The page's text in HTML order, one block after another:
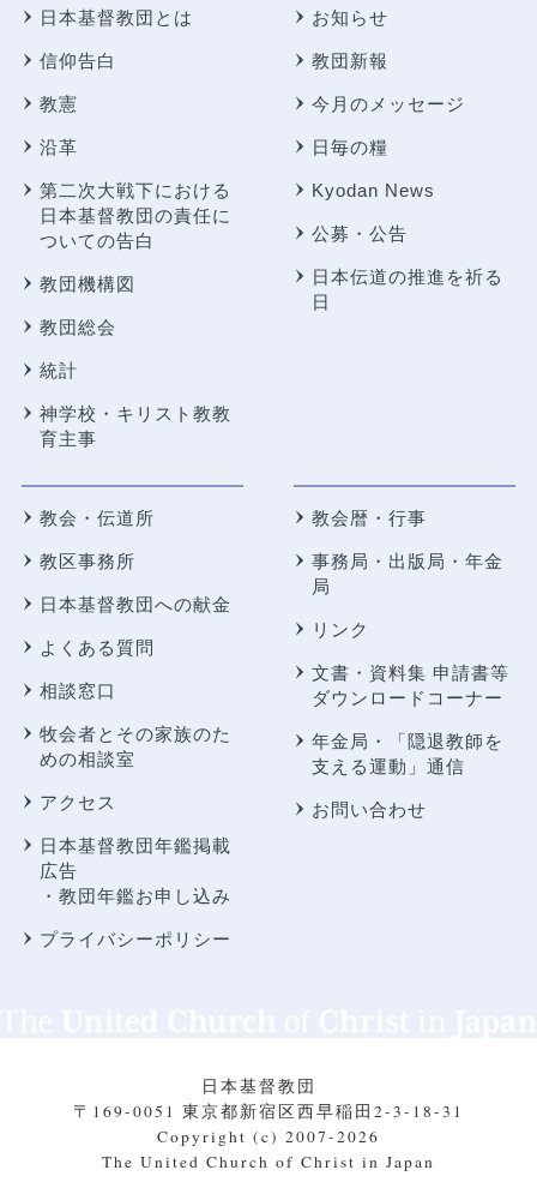
日本基督教団とは
信仰告白
教憲
沿革
第二次大戦下における
日本基督教団の責任に
ついての告白
教団機構図
教団総会
統計
神学校・キリスト教教
育主事
お知らせ
教団新報
今月のメッセージ
日毎の糧
Kyodan News
公募・公告
日本伝道の推進を祈る
日
教会・伝道所
教区事務所
日本基督教団への献金
よくある質問
相談窓口
牧会者とその家族のた
めの相談室
アクセス
日本基督教団年鑑掲載
広告
・教団年鑑お申し込み
プライバシーポリシー
教会暦・行事
事務局・出版局・年金
局
リンク
文書・資料集 申請書等
ダウンロードコーナー
年金局・
「隠退教師を
支える運動」通信
お問い合わせ
日本基督教団
〒169-0051 東京都新宿区西早稲田2-3-18-31
Copyright (c) 2007-2026
The United Church of Christ in Japan